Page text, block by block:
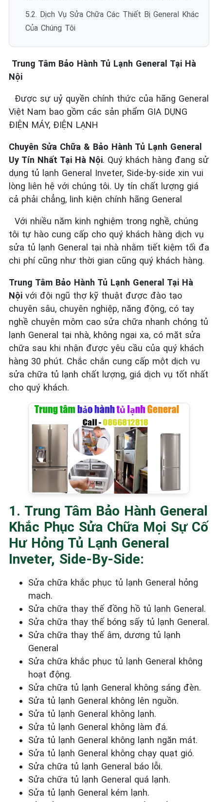
5.2. Dịch Vụ Sửa Chữa Các Thiết Bị General Khác
Của Chúng Tôi
Trung Tâm Bảo Hành Tủ Lạnh General Tại Hà
Nội
Được sự uỷ quyền chính thức của hãng General
Việt Nam bao gồm các sản phẩm GIA DỤNG
ĐIỆN MÁY, ĐIỆN LẠNH
Chuyên Sửa Chữa & Bảo Hành Tủ Lạnh General
Uy Tín Nhất Tại Hà Nội. Quý khách hàng đang sử
dụng tủ lạnh General Inveter, Side-by-side xin vui
lòng liên hệ với chúng tôi. Uy tín chất lượng giá
cả phải chẳng, linh kiện chính hãng General
Với nhiều năm kinh nghiệm trong nghề, chúng
tôi tự hào cung cấp cho quý khách hàng dịch vụ
sửa tủ lạnh General tại nhà nhằm tiết kiệm tối đa
chi phí cũng như thời gian cũng quý khách hàng.
Trung Tâm Bảo Hành Tủ Lạnh General Tại Hà
Nội với đội ngũ thợ kỹ thuật được đào tạo
chuyên sâu, chuyên nghiệp, năng động, có tay
nghề chuyên môm cao sửa chữa nhanh chóng tủ
lạnh General tại nhà, không ngại xa, có mặt sửa
chữa sau khi nhận được yêu cầu của quý khách
hàng 30 phút. Chắc chắn cung cấp một dịch vụ
sửa chữa tủ lạnh chất lượng, giá dịch vụ tốt nhất
cho quý khách.
1. Trung Tâm Bảo Hành General
Khắc Phục Sửa Chữa Mọi Sự Cố
Hư Hỏng Tủ Lạnh General
Inveter, Side-By-Side:
Sửa chữa khắc phục tủ lạnh General hỏng
mạch.
Sửa chữa thay thế đồng hồ tủ lạnh General.
Sửa chữa thay thế bóng sấy tủ lạnh General.
Sửa chữa thay thế âm, dương tủ lạnh
General
Sửa chữa khắc phục tủ lạnh General không
hoạt động.
Sửa chữa tủ lạnh General không sáng đèn.
Sửa tủ lạnh General không lên nguồn.
Sửa tủ lạnh General không lạnh.
Sửa tủ lạnh General không làm đá.
Sửa tủ lạnh General không lạnh ngăn mát.
Sửa tủ lạnh General không chạy quạt gió.
Sửa chữa tủ lạnh General báo lỗi.
Sửa chữa tủ lạnh General quá lạnh.
Sửa tủ lạnh General kém lạnh.